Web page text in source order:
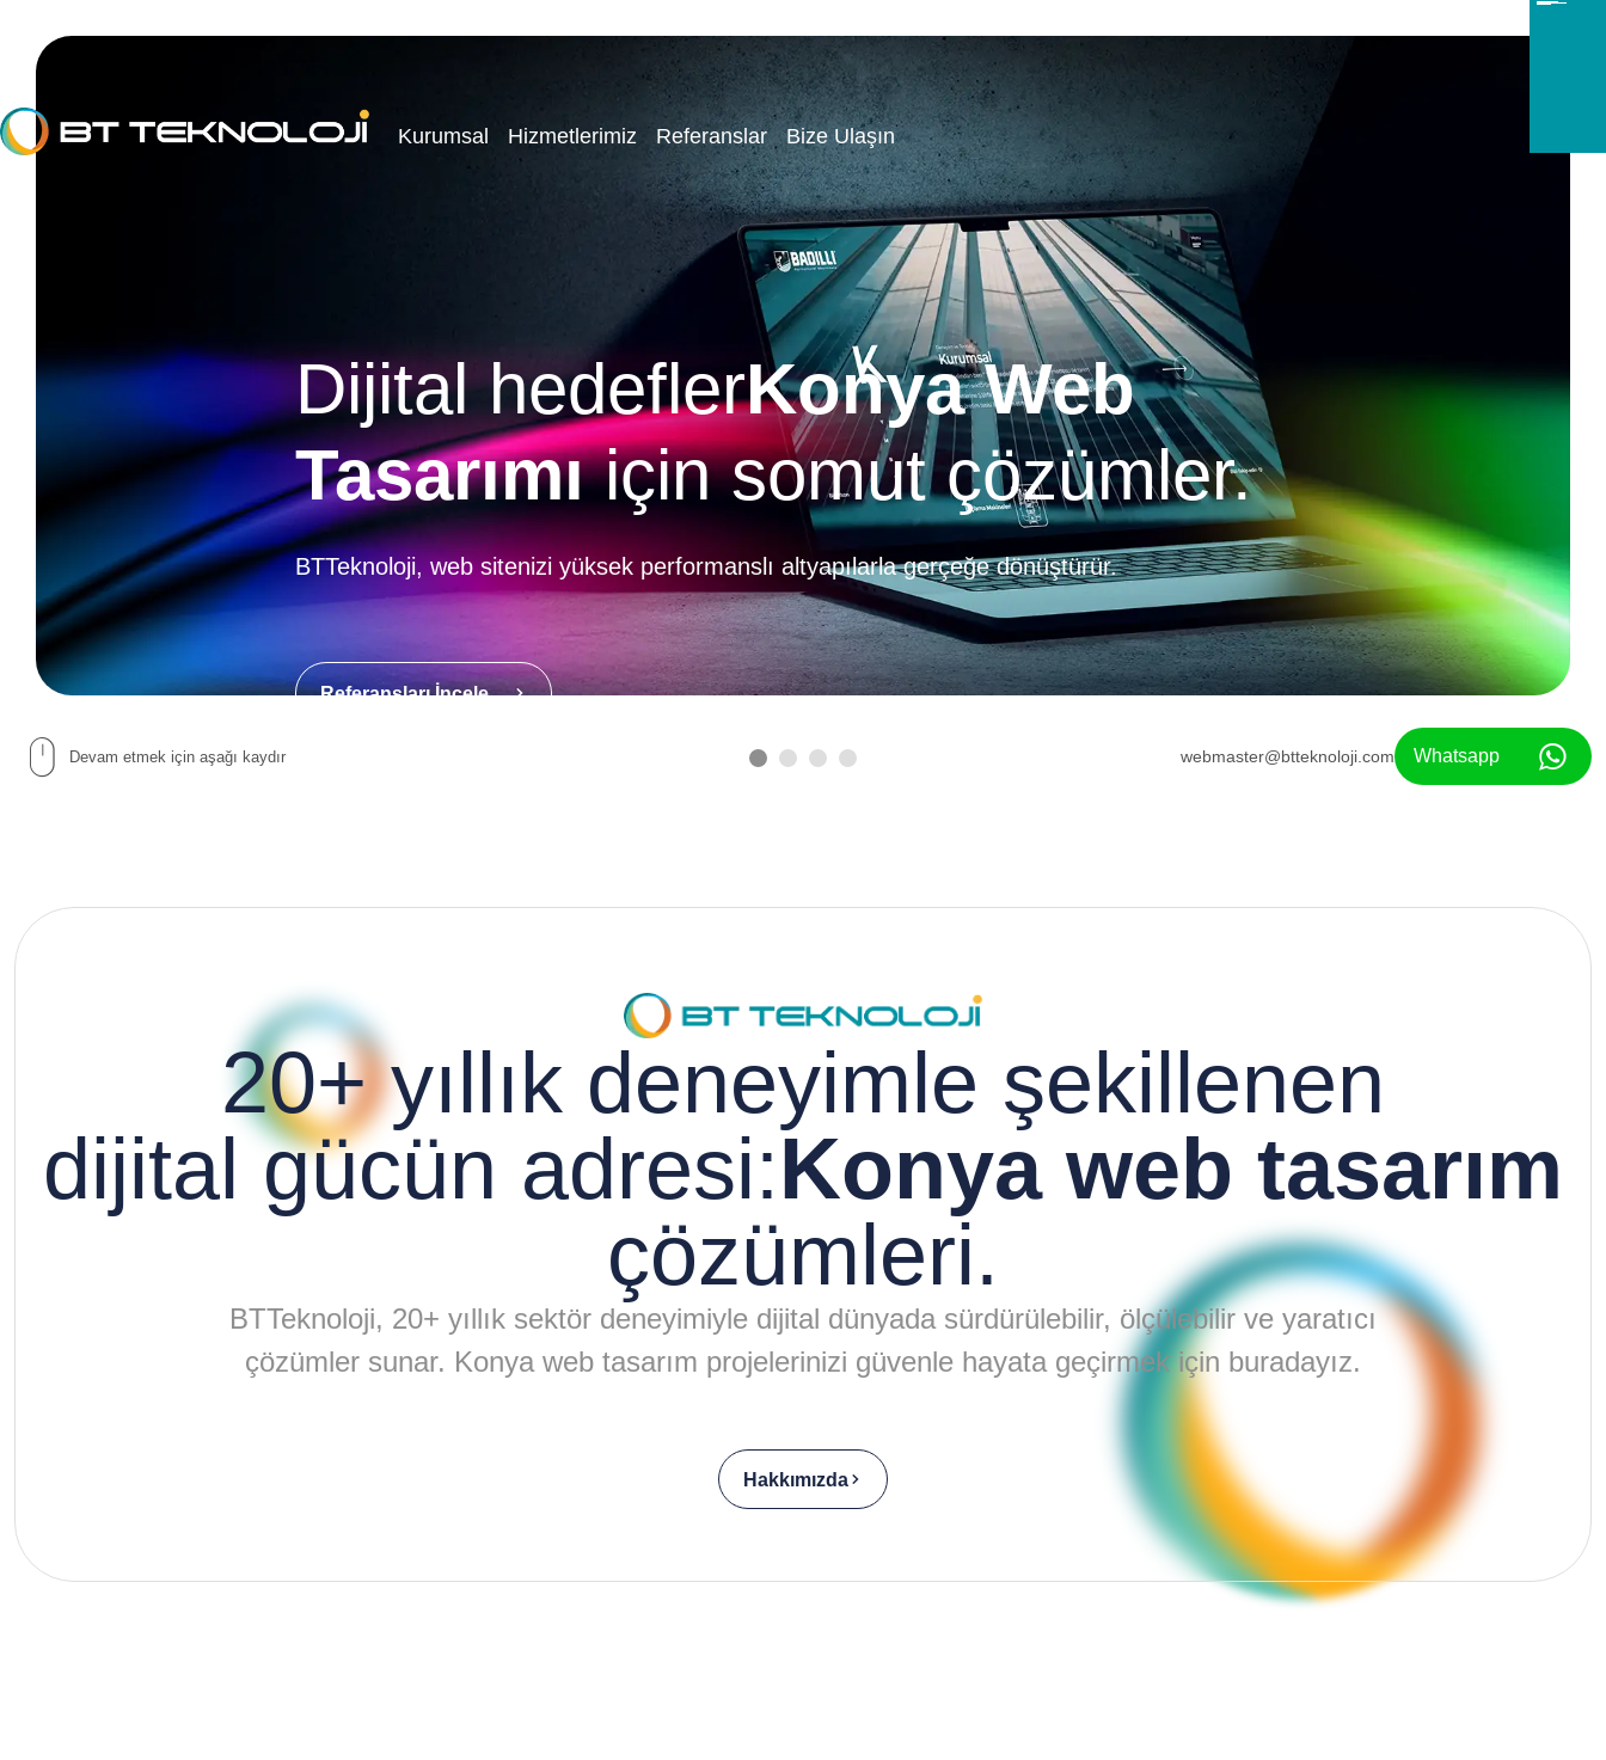
Kurumsal Hizmetlerimiz Referanslar Bize Ulaşın
Dijital hedeflerKonya Web
Tasarımıiçin somut çözümler.
BTTeknoloji, web sitenizi yüksek performanslı altyapılarla gerçeğe dönüştürür.
Referansları İncele
Devam etmek için aşağı kaydır webmaster@btteknoloji.com Whatsapp
20+ yıllık deneyimle şekillenen
dijital gücün adresi:Konya web tasarım
çözümleri.
BTTeknoloji, 20+ yıllık sektör deneyimiyle dijital dünyada sürdürülebilir, ölçülebilir ve yaratıcı
çözümler sunar. Konya web tasarım projelerinizi güvenle hayata geçirmek için buradayız.
Hakkımızda